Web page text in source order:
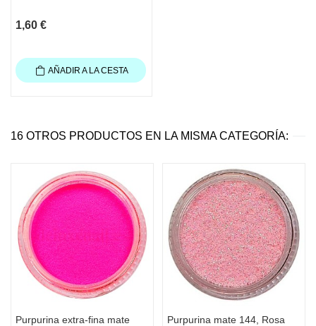
1,60 €
AÑADIR A LA CESTA
16 OTROS PRODUCTOS EN LA MISMA CATEGORÍA:
Purpurina extra-fina mate
Purpurina mate 144, Rosa